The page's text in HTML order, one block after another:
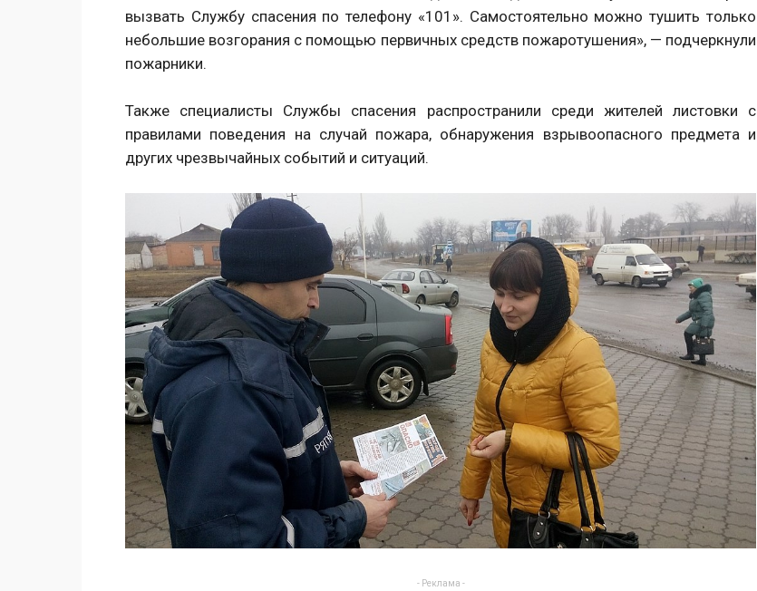
вызвать Службу спасения по телефону «101». Самостоятельно можно тушить только
небольшие возгорания с помощью первичных средств пожаротушения», — подчеркнули
пожарники.
Также специалисты Службы спасения распространили среди жителей листовки с
правилами поведения на случай пожара, обнаружения взрывоопасного предмета и
других чрезвычайных событий и ситуаций.
- Реклама -